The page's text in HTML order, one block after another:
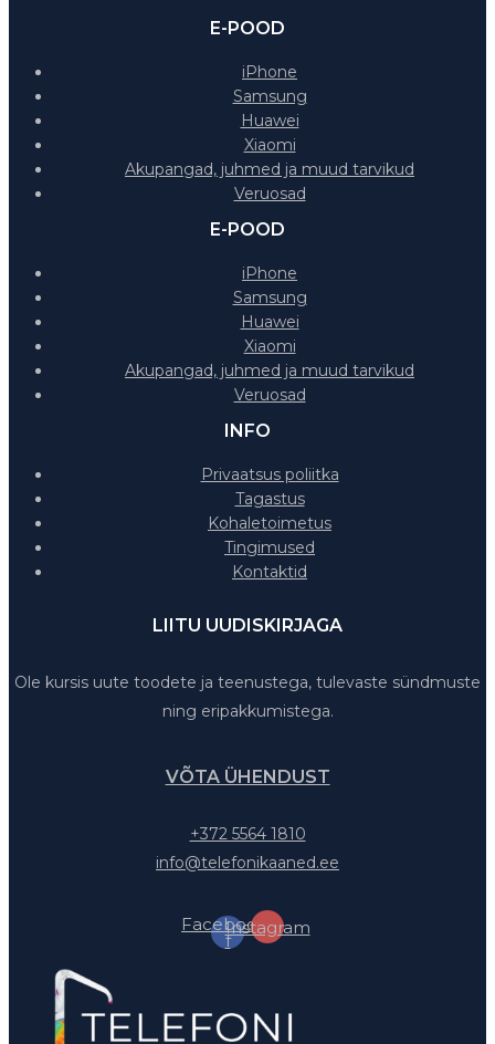
E-POOD
iPhone
Samsung
Huawei
Xiaomi
Akupangad, juhmed ja muud tarvikud
Veruosad
E-POOD
iPhone
Samsung
Huawei
Xiaomi
Akupangad, juhmed ja muud tarvikud
Veruosad
INFO
Privaatsus poliitka
Tagastus
Kohaletoimetus
Tingimused
Kontaktid
LIITU UUDISKIRJAGA
Ole kursis uute toodete ja teenustega, tulevaste sündmuste
ning eripakkumistega.
VÕTA ÜHENDUST
+372 5564 1810
info@telefonikaaned.ee
Facebook-
f
Instagram